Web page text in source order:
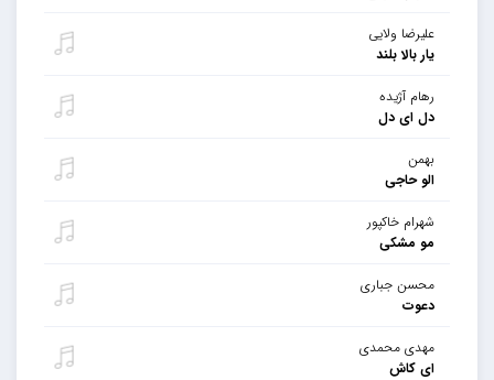
علیرضا ولایی
یار بالا بلند
رهام آژیده
دل ای دل
بهمن
الو حاجی
شهرام خاکپور
مو مشکی
محسن جباری
دعوت
مهدی محمدی
ای کاش